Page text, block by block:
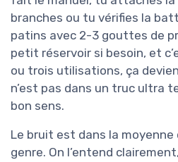
branches ou tu vérifies la
patins avec 2-3 gouttes de
petit réservoir si besoin, et
ou trois utilisations, ça
n’est pas dans un truc ultra
bon sens.
Le bruit est dans la moyenne
genre. On l’entend